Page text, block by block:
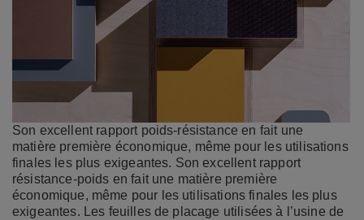
Son excellent rapport poids-résistance en fait une
matière première économique, même pour les utilisations
finales les plus exigeantes. Son excellent rapport
résistance-poids en fait une matière première
économique, même pour les utilisations finales les plus
exigeantes. Les feuilles de placage utilisées à l’usine de